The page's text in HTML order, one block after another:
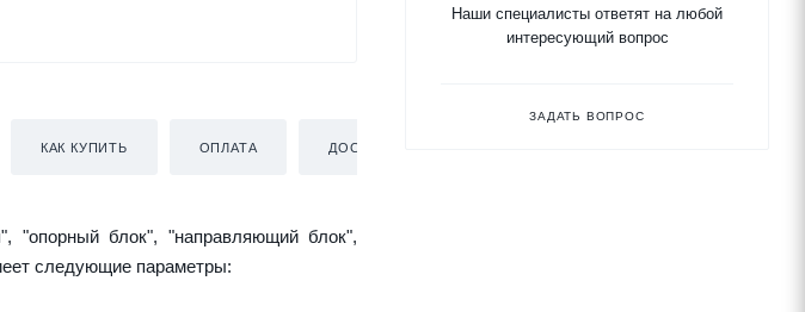
КАК КУПИТЬ ОПЛАТА ДОСТАВКА
"опорный блок", "направляющий блок",
следующие параметры:
Наши специалисты ответят на любой
интересующий вопрос
ЗАДАТЬ ВОПРОС